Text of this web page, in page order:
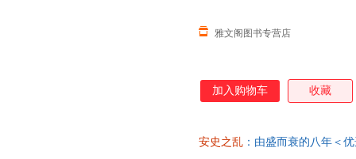
雅文阁图书专营店
加入购物车 收藏
安史之乱 ：由盛而衰的八年＜